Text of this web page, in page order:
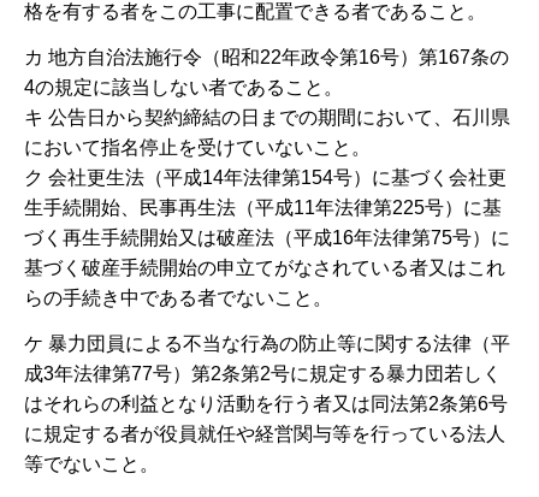
格を有する者をこの工事に配置できる者であること。
カ 地方自治法施行令（昭和22年政令第16号）第167条の
4の規定に該当しない者であること。
キ 公告日から契約締結の日までの期間において、石川県
において指名停止を受けていないこと。
ク 会社更生法（平成14年法律第154号）に基づく会社更
生手続開始、民事再生法（平成11年法律第225号）に基
づく再生手続開始又は破産法（平成16年法律第75号）に
基づく破産手続開始の申立てがなされている者又はこれ
らの手続き中である者でないこと。
ケ 暴力団員による不当な行為の防止等に関する法律（平
成3年法律第77号）第2条第2号に規定する暴力団若しく
はそれらの利益となり活動を行う者又は同法第2条第6号
に規定する者が役員就任や経営関与等を行っている法人
等でないこと。